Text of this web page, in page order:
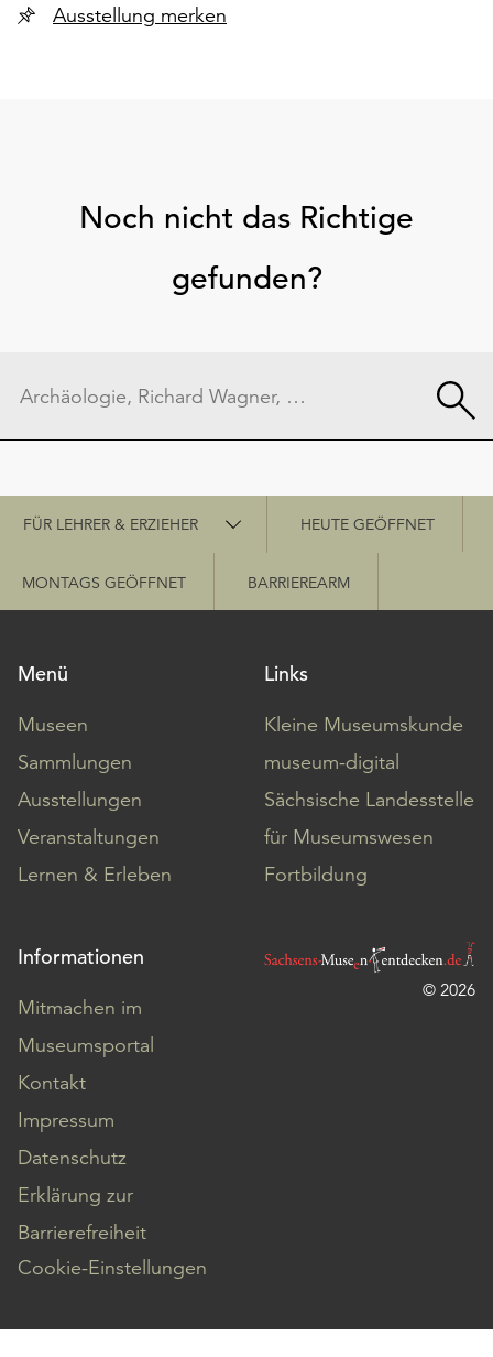
Ausstellung merken
Noch nicht das Richtige
gefunden?
Schnellzugriff
FÜR LEHRER & ERZIEHER HEUTE GEÖFFNET
MONTAGS GEÖFFNET BARRIEREARM
Menü
Museen
Sammlungen
Ausstellungen
Veranstaltungen
Lernen & Erleben
Links
Kleine Museumskunde
museum-digital
Sächsische Landesstelle
für Museumswesen
Fortbildung
Informationen
Mitmachen im
Museumsportal
Kontakt
Impressum
Datenschutz
Erklärung zur
Barrierefreiheit
Cookie-Einstellungen
© 2026